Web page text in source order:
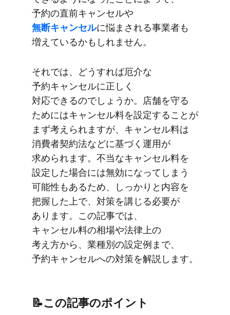
予約の​​直前キャンセルや
無断キャンセルに​​悩まされる​​事業者も​​
増えているかもしれません。​​
それでは、​どう​すれば​厄介な​
予約キャンセルに​正しく​
対応できるのでしょうか。​店舗を​守る​
ためには​キャンセル料を​設定する​ことが​
まず​考えられますが、​キャンセル料は​​
消費者契約法などに​​基づく​​運用が​​
求められます。​​不当な​​キャンセル料を​​
設定した​​場合には​​無効に​​なってしまう​​
可能性も​​ある​​ため、​​しっかりと​​内容を​​
把握した上で、​対策を​​講じる​必要が​
あります。​この​記事では、​
キャンセル料の​相場や​法律上の​
考え方から、​業種別の​設定例まで、​
予約キャンセルへの​対策を​解説します。
📝この​記事の​ポイント